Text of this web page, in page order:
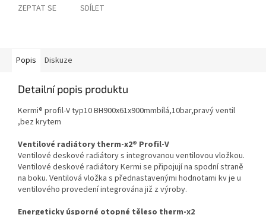
ZEPTAT SE SDÍLET
Popis Diskuze
Detailní popis produktu
Kermi® profil-V typ10 BH900x61x900mmbílá,10bar,pravý ventil
,bez krytem
Ventilové radiátory therm-x2® Profil-V
Ventilové deskové radiátory s integrovanou ventilovou vložkou.
Ventilové deskové radiátory Kermi se připojují na spodní straně
na boku. Ventilová vložka s přednastavenými hodnotami kv je u
ventilového provedení integrována již z výroby.
Energeticky úsporné otopné těleso therm-x2